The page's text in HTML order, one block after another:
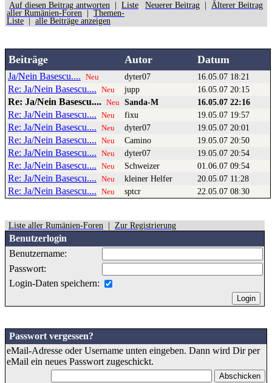
Auf diesen Beitrag antworten
Liste
aller Rumänien-Foren
Themen-
Liste
alle Beiträge anzeigen
Neuerer Beitrag Älterer Beitrag
Beiträge Autor Datum
Ja/Nein Basescu.... Neu dyter07 16.05.07 18:21
Re: Ja/Nein Basescu.... Neu jupp 16.05.07 20:15
Re: Ja/Nein Basescu.... Neu Sanda-M 16.05.07 22:16
Re: Ja/Nein Basescu.... Neu fixu 19.05.07 19:57
Re: Ja/Nein Basescu.... Neu dyter07 19.05.07 20:01
Re: Ja/Nein Basescu.... Neu Camino 19.05.07 20:50
Re: Ja/Nein Basescu.... Neu dyter07 19.05.07 20:54
Re: Ja/Nein Basescu.... Neu Schweizer 01.06.07 09:54
Re: Ja/Nein Basescu.... Neu kleiner Helfer 20.05.07 11:28
Re: Ja/Nein Basescu.... Neu sptcr 22.05.07 08:30
Liste aller Rumänien-Foren Zur Registrierung
Benutzerlogin
Benutzername:
Passwort:
Login-Daten speichern:
Passwort vergessen?
eMail-Adresse oder Username unten eingeben. Dann wird Dir per
eMail ein neues Passwort zugeschickt.